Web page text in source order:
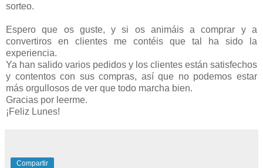
sorteo.
Espero que os guste, y si os animáis a comprar y a
convertiros en clientes me contéis que tal ha sido la
experiencia.
Ya han salido varios pedidos y los clientes están satisfechos
y contentos con sus compras, así que no podemos estar
más orgullosos de ver que todo marcha bien.
Gracias por leerme.
¡Feliz Lunes!
Compartir